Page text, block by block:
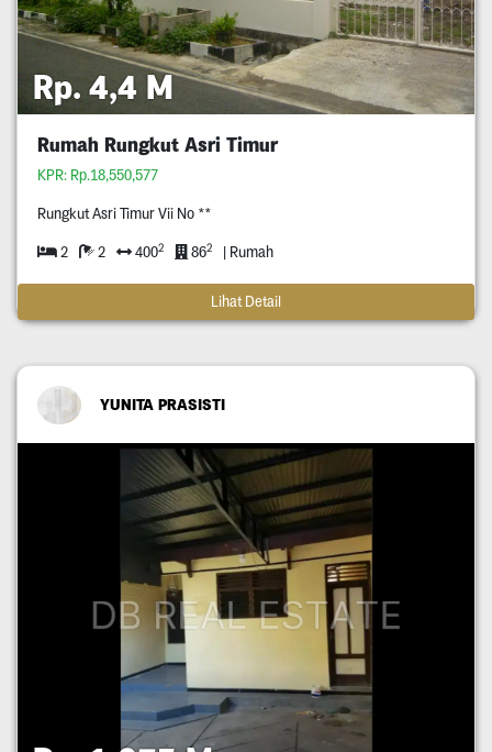
Rp. 4,4 M
Rumah Rungkut Asri Timur
KPR: Rp.18,550,577
Rungkut Asri Timur Vii No **
2 2 4002 862 | Rumah
Lihat Detail
YUNITA PRASISTI